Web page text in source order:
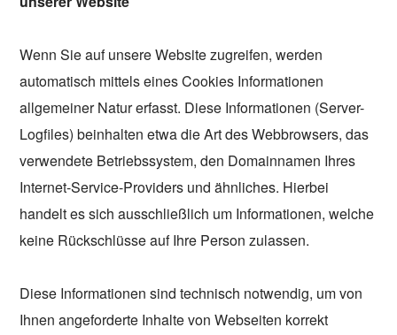
Wenn Sie auf unsere Website zugreifen, werden
automatisch mittels eines Cookies Informationen
allgemeiner Natur erfasst. Diese Informationen (Server-
Logfiles) beinhalten etwa die Art des Webbrowsers, das
verwendete Betriebssystem, den Domainnamen Ihres
Internet-Service-Providers und ähnliches. Hierbei
handelt es sich ausschließlich um Informationen, welche
keine Rückschlüsse auf Ihre Person zulassen.
Diese Informationen sind technisch notwendig, um von
Ihnen angeforderte Inhalte von Webseiten korrekt